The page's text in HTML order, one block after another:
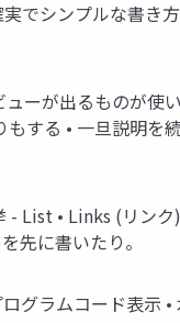
でシンプルな書き
ーが出るものが使
する • 一旦説明を
- List • Links (リン
先に書いたり。
グラムコード表示